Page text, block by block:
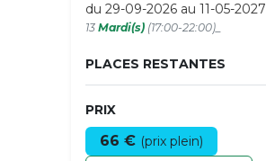
du 29-09-2026 au 11-05-2027
13 Mardi(s) (17:00-22:00)_
PLACES RESTANTES
PRIX
66 € (prix plein)